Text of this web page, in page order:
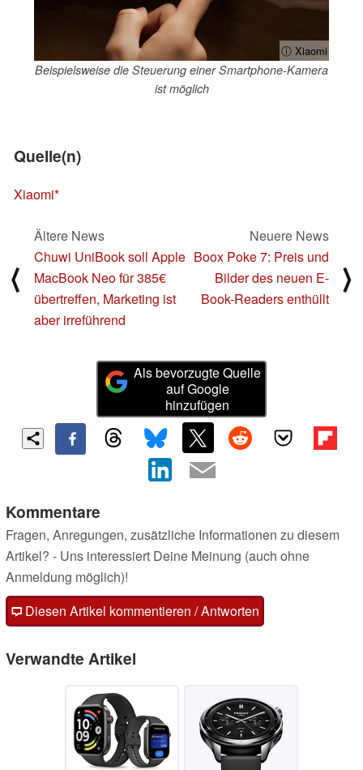
ⓘ Xiaomi
Beispielsweise die Steuerung einer Smartphone-Kamera
ist möglich
Quelle(n)
Xiaomi
⟨
Ältere News
Chuwi UniBook soll Apple
MacBook Neo für 385€
übertreffen, Marketing ist
aber irreführend
Neuere News
Boox Poke 7: Preis und
Bilder des neuen E-
Book-Readers enthüllt
⟩
Als bevorzugte Quelle
auf Google
hinzufügen
Kommentare
Fragen, Anregungen, zusätzliche Informationen zu diesem
Artikel? - Uns interessiert Deine Meinung (auch ohne
Anmeldung möglich)!
Diesen Artikel kommentieren / Antworten
Verwandte Artikel